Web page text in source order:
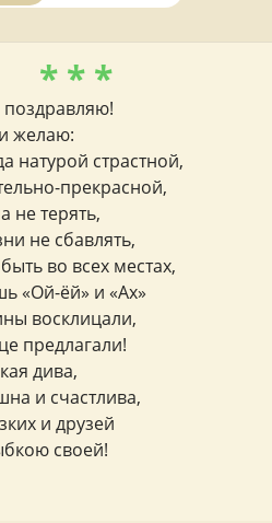
* * *
желаю:
натурой страстной,
прекрасной,
не терять,
не сбавлять,
во всех местах,
«Ой-ёй» и «Ах»
восклицали,
предлагали!
дива,
и счастлива,
и друзей
своей!